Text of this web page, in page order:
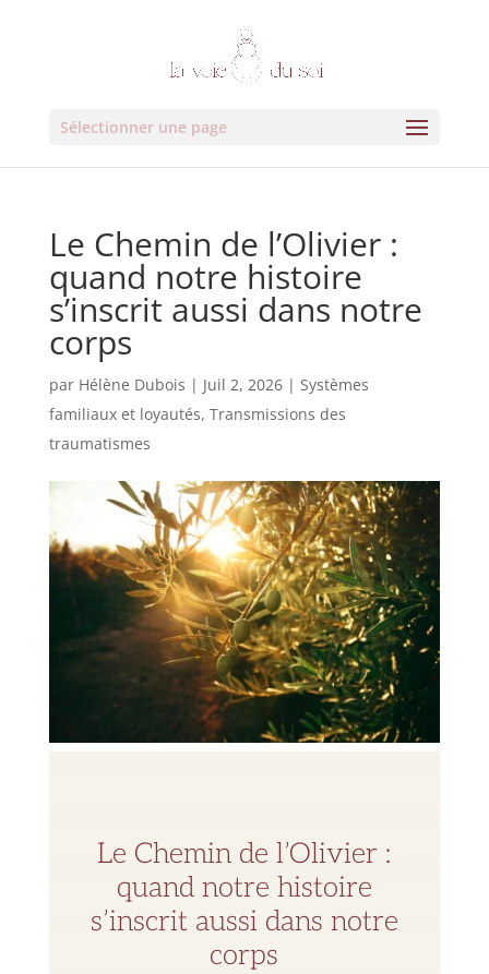
Sélectionner une page
Le Chemin de l’Olivier :
quand notre histoire
s’inscrit aussi dans notre
corps
par Hélène Dubois | Juil 2, 2026| Systèmes
familiaux et loyautés, Transmissions des
traumatismes
Le Chemin de l’Olivier :
quand notre histoire
s’inscrit aussi dans notre
corps